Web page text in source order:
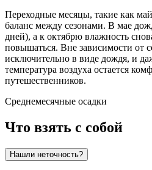
Переходные месяцы, такие как
баланс между сезонами. В мае
дней), а к октябрю влажность
повышаться. Вне зависимости от
исключительно в виде дождя, и
температура воздуха остается
путешественников.
Среднемесячные осадки
Что взять с собой
Нашли неточность?